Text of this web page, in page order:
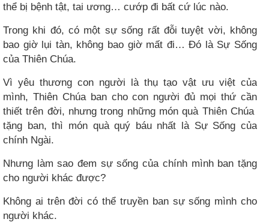
thể bị bệnh tật, tai ương… cướp đi bất cứ lúc nào.
Trong khi đó, có một sự sống rất đỗi tuyệt vời, không
bao giờ lụi tàn, không bao giờ mất đi… Đó là Sự Sống
của Thiên Chúa.
Vì yêu thương con người là thụ tạo vật ưu việt của
mình, Thiên Chúa ban cho con người đủ mọi thứ cần
thiết trên đời, nhưng trong những món quà Thiên Chúa
tặng ban, thì món quà quý báu nhất là Sự Sống của
chính Ngài.
Nhưng làm sao đem sự sống của chính mình ban tặng
cho người khác được?
Không ai trên đời có thể truyền ban sự sống mình cho
người khác.